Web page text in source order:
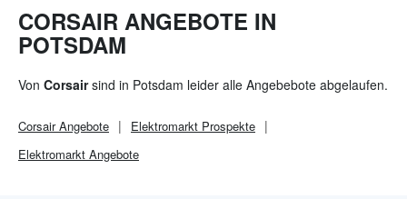
CORSAIR ANGEBOTE IN
POTSDAM
Von Corsairsind in Potsdam leider alle Angebebote abgelaufen.
CorsairAngebote Elektromarkt Prospekte
Elektromarkt Angebote